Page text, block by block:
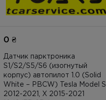
0 ₴
Датчик парктроника
S1/S2/S5/S6 (изогнутый
корпус) автопилот 1.0 (Solid
White – PBCW) Tesla Model S
2012-2021, X 2015-2021